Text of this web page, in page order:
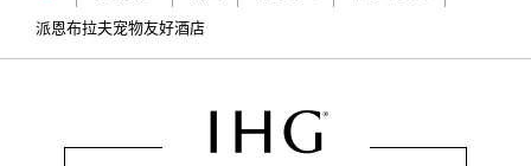
派恩布拉夫宠物友好酒店